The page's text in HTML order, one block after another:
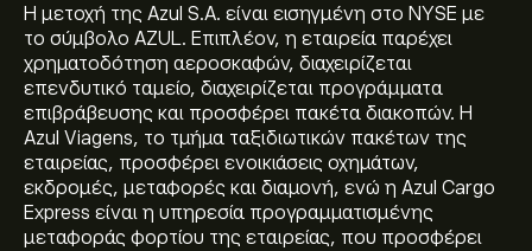
Η μετοχή της Azul S.A. είναι εισηγμένη στο NYSE με
το σύμβολο AZUL. Επιπλέον, η εταιρεία παρέχει
χρηματοδότηση αεροσκαφών, διαχειρίζεται
επενδυτικό ταμείο, διαχειρίζεται προγράμματα
επιβράβευσης και προσφέρει πακέτα διακοπών. Η
Azul Viagens, το τμήμα ταξιδιωτικών πακέτων της
εταιρείας, προσφέρει ενοικιάσεις οχημάτων,
εκδρομές, μεταφορές και διαμονή, ενώ η Azul Cargo
Express είναι η υπηρεσία προγραμματισμένης
μεταφοράς φορτίου της εταιρείας, που προσφέρει